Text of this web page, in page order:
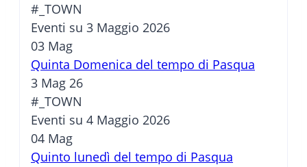
#_TOWN
Eventi su 3 Maggio 2026
03 Mag
Quinta Domenica del tempo di Pasqua
3 Mag 26
#_TOWN
Eventi su 4 Maggio 2026
04 Mag
Quinto lunedì del tempo di Pasqua